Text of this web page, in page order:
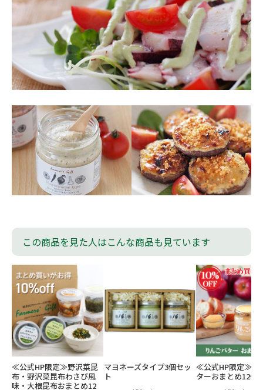
この商品を見た人はこんな商品も見ています
≪公式HP限定≫野沢菜昆
布・野沢菜昆布わさび風
味・大根昆布おまとめ12
マヨネーズタイプ3個セッ
ト
≪公式HP限定≫り
ターおまとめ12個